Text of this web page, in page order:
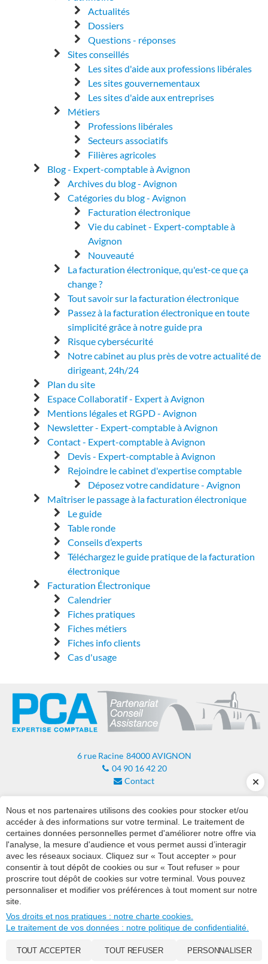
Découvrez notre guide Facturation
électronique
Consulter
×
Actualités
Dossiers
Questions - réponses
Sites conseillés
Les sites d'aide aux professions libérales
Les sites gouvernementaux
Les sites d'aide aux entreprises
Métiers
Professions libérales
Secteurs associatifs
Filières agricoles
Blog - Expert-comptable à Avignon
Archives du blog - Avignon
Catégories du blog - Avignon
Facturation électronique
Vie du cabinet - Expert-comptable à
Avignon
Nouveauté
La facturation électronique, qu'est-ce que ça
change ?
Tout savoir sur la facturation électronique
Passez à la facturation électronique en toute
simplicité grâce à notre guide pra
Risque cybersécurité
Notre cabinet au plus près de votre actualité de
dirigeant, 24h/24
Plan du site
Espace Collaboratif - Expert à Avignon
Mentions légales et RGPD - Avignon
Newsletter - Expert-comptable à Avignon
Contact - Expert-comptable à Avignon
Devis - Expert-comptable à Avignon
Rejoindre le cabinet d'expertise comptable
Déposez votre candidature - Avignon
Maîtriser le passage à la facturation électronique
Le guide
Table ronde
Conseils d’experts
Téléchargez le guide pratique de la facturation
électronique
Facturation Électronique
Calendrier
Fiches pratiques
Fiches métiers
Fiches info clients
Cas d'usage
6 rue Racine 84000 AVIGNON
04 90 16 42 20
Contact
RUBRIQUES
Notre cabinet
Nos expertises Votre information Blog
INSCRIPTION NEWSLETTER
ESPACE COLLABORATIF
Plan du site Administration © 2021 - 2026
Mentions légales et RGPD
Nous et nos partenaires utilisons des cookies pour stocker et/ou
accéder à des informations sur votre terminal. Le traitement de
certaines données personnelles permet d'améliorer notre offre via
l'analyse, la mesure d'audience et vous permet aussi d’interagir
avec les réseaux sociaux. Cliquez sur « Tout accepter » pour
consentir à tout dépôt de cookies ou sur « Tout refuser » pour
proscrire tout dépôt de cookies sur votre terminal. Vous pouvez
personnaliser et modifier vos préférences à tout moment sur notre
site.
Vos droits et nos pratiques : notre charte cookies.
Le traitement de vos données : notre politique de confidentialité.
TOUT ACCEPTER TOUT REFUSER PERSONNALISER